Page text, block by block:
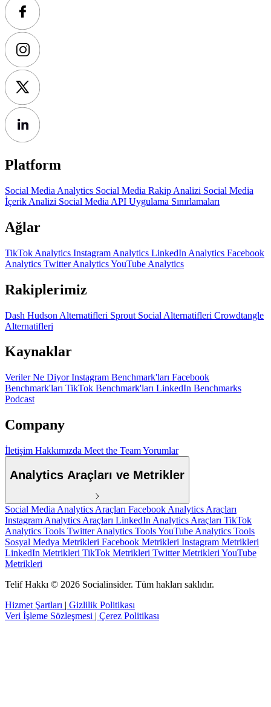
Platform
Social Media Analytics Social Media Rakip Analizi Social Media
İçerik Analizi Social Media API Uygulama Sınırlamaları
Ağlar
TikTok Analytics Instagram Analytics LinkedIn Analytics Facebook
Analytics Twitter AnalyticsYouTube Analytics
Rakiplerimiz
Dash Hudson Alternatifleri Sprout Social Alternatifleri Crowdtangle
Alternatifleri
Kaynaklar
Veriler Ne DiyorInstagram Benchmark'ları Facebook
Benchmark'ları TikTok Benchmark'ları LinkedIn Benchmarks
Podcast
Company
İletişim Hakkımızda Meet the TeamYorumlar
Analytics Araçları ve Metrikler
Social Media Analytics Araçları Facebook Analytics Araçları
Instagram Analytics Araçları LinkedIn Analytics Araçları TikTok
Analytics Tools Twitter Analytics ToolsYouTube Analytics Tools
Sosyal Medya Metrikleri Facebook Metrikleri Instagram Metrikleri
LinkedIn Metrikleri TikTok Metrikleri Twitter Metrikleri YouTube
Metrikleri
Telif Hakkı © 2026 Socialinsider. Tüm hakları saklıdır.
Hizmet Şartları | Gizlilik Politikası
Veri İşleme Sözleşmesi | Çerez Politikası